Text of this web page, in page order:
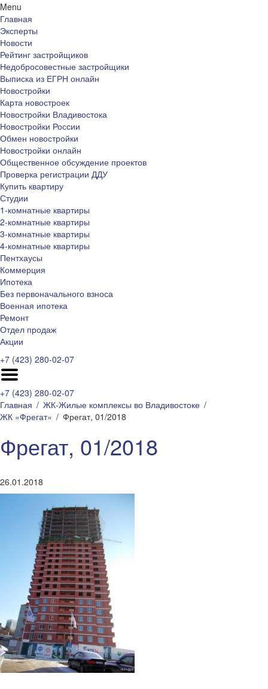
Menu
Главная
Эксперты
Новости
Рейтинг застройщиков
Недобросовестные застройщики
Выписка из ЕГРН онлайн
Новостройки
Карта новостроек
Новостройки Владивостока
Новостройки России
Обмен новостройки
Новостройки онлайн
Общественное обсуждение проектов
Проверка регистрации ДДУ
Купить квартиру
Студии
1-комнатные квартиры
2-комнатные квартиры
3-комнатные квартиры
4-комнатные квартиры
Пентхаусы
Коммерция
Ипотека
Без первоначального взноса
Военная ипотека
Ремонт
Отдел продаж
Акции
+7 (423) 280-02-07
+7 (423) 280-02-07
Главная
ЖК-Жилые комплексы во Владивостоке
ЖК «Фрегат»
Фрегат, 01/2018
Фрегат, 01/2018
26.01.2018